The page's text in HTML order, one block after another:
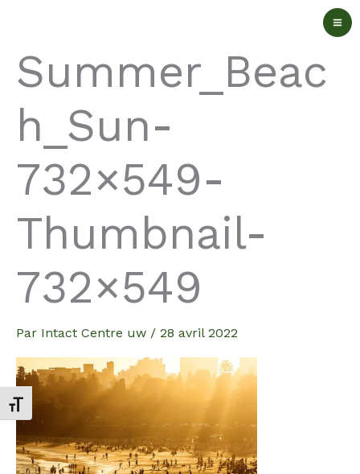
Changer la taille de la police
contenu
Summer_Beac
h_Sun-
732×549-
Thumbnail-
732×549
Par Intact Centre uw / 28 avril 2022